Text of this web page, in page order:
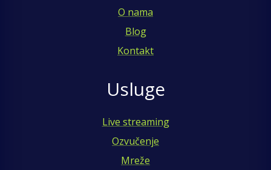
O nama
Blog
Kontakt
Usluge
Live streaming
Ozvučenje
Mreže